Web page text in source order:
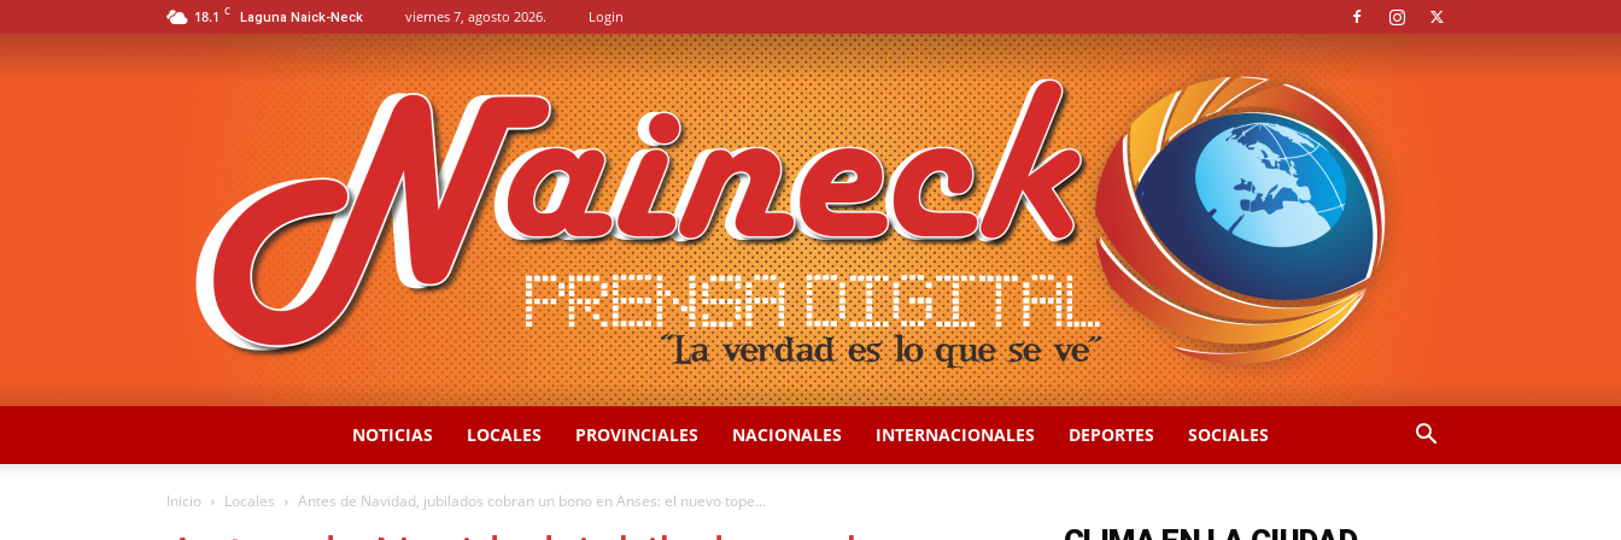
18.1 C Laguna Naick-Neck viernes 7, agosto 2026. Login
NOTICIAS LOCALES PROVINCIALES NACIONALES INTERNACIONALES DEPORTES SOCIALES
Inicio Locales Antes de Navidad, jubilados cobran un bono en Anses: el nuevo tope...